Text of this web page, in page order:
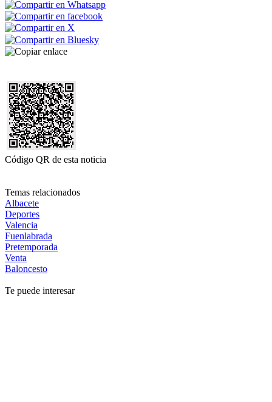
Código QR de esta noticia
Temas relacionados
Albacete
Deportes
Valencia
Fuenlabrada
Pretemporada
Venta
Baloncesto
Te puede interesar